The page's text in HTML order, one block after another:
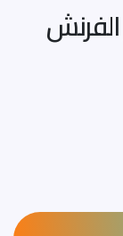
الفرنش